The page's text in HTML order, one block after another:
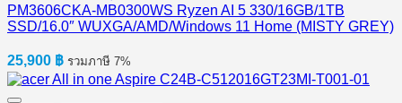
PM3606CKA-MB0300WS Ryzen AI 5 330/16GB/1TB
SSD/16.0″ WUXGA/AMD/Windows 11 Home (MISTY GREY)
25,900 ฿ รวมภาษี 7%